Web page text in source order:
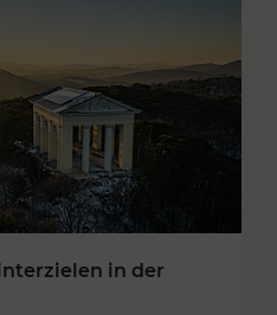
in der